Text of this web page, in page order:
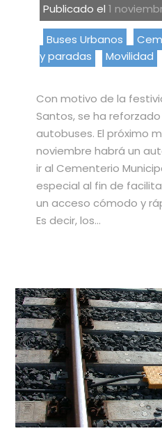
Publicado el1
Buses Urbanos
y paradas
Movilidad
Con motivo de la
Santos, se ha
autobuses. El próximo
noviembre habrá un
ir al Cementerio
especial al fin de
un acceso cómodo y
Es decir, los…